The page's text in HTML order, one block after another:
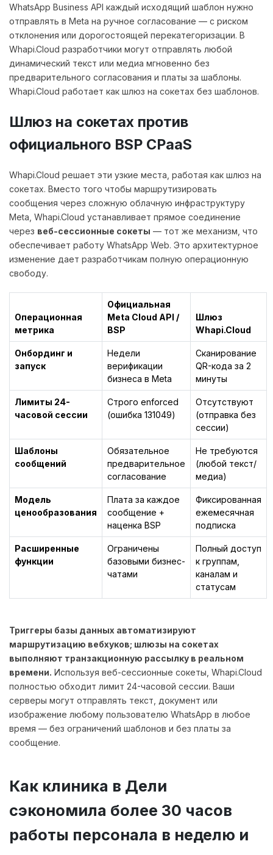
WhatsApp Business API каждый исходящий шаблон нужно
отправлять в Meta на ручное согласование — с риском
отклонения или дорогостоящей перекатегоризации. В
Whapi.Cloud разработчики могут отправлять любой
динамический текст или медиа мгновенно без
предварительного согласования и платы за шаблоны.
Whapi.Cloud работает как шлюз на сокетах без шаблонов.
Шлюз на сокетах против
официального BSP CPaaS
Whapi.Cloud решает эти узкие места, работая как шлюз на
сокетах. Вместо того чтобы маршрутизировать
сообщения через сложную облачную инфраструктуру
Meta, Whapi.Cloud устанавливает прямое соединение
через веб-сессионные сокеты — тот же механизм, что
обеспечивает работу WhatsApp Web. Это архитектурное
изменение дает разработчикам полную операционную
свободу.
Операционная
метрика
Официальная
Meta Cloud API /
BSP
Шлюз
Whapi.Cloud
Онбординг и
запуск
Недели
верификации
бизнеса в Meta
Сканирование
QR-кода за 2
минуты
Лимиты 24-
часовой сессии
Строго enforced
(ошибка 131049)
Отсутствуют
(отправка без
сессии)
Шаблоны
сообщений
Обязательное
предварительное
согласование
Не требуются
(любой текст/
медиа)
Модель
ценообразования
Плата за каждое
сообщение +
наценка BSP
Фиксированная
ежемесячная
подписка
Расширенные
функции
Ограничены
базовыми бизнес-
чатами
Полный доступ
к группам,
каналам и
статусам
Триггеры базы данных автоматизируют
маршрутизацию вебхуков; шлюзы на сокетах
выполняют транзакционную рассылку в реальном
времени. Используя веб-сессионные сокеты, Whapi.Cloud
полностью обходит лимит 24-часовой сессии. Ваши
серверы могут отправлять текст, документ или
изображение любому пользователю WhatsApp в любое
время — без ограничений шаблонов и без платы за
сообщение.
Как клиника в Дели
сэкономила более 30 часов
работы персонала в неделю и